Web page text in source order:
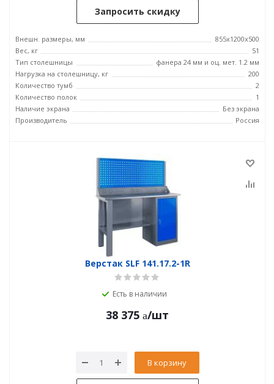
Запросить скидку
Внешн. размеры, мм
855x1200x500
Вес, кг
51
Тип столешницы
фанера 24 мм и оц. мет. 1.2 мм
Нагрузка на столешницу, кг
200
Количество тумб
2
Количество полок
1
Наличие экрана
Без экрана
Производитель
Россия
Верстак SLF 141.17.2-1R
Есть в наличии
38 375 /шт
В корзину